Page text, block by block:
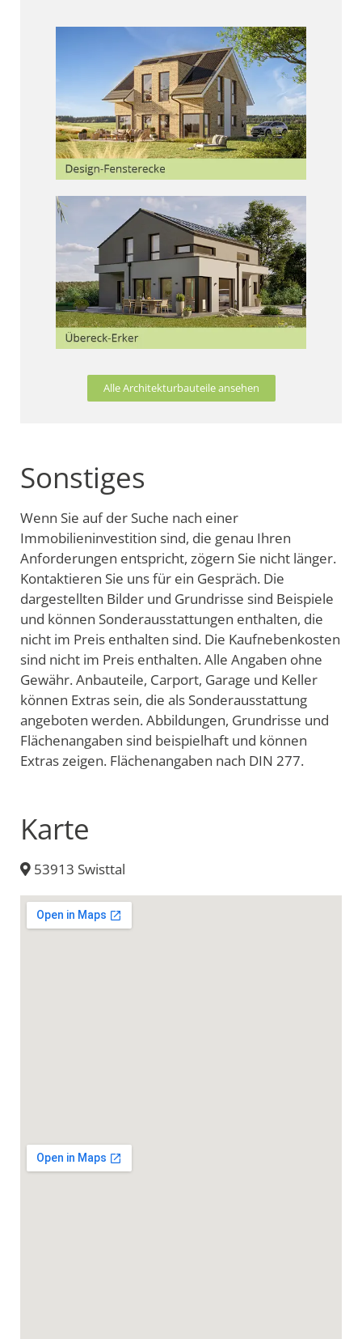
Alle Architekturbauteile ansehen
Sonstiges
Wenn Sie auf der Suche nach einer
Immobilieninvestition sind, die genau Ihren
Anforderungen entspricht, zögern Sie nicht länger.
Kontaktieren Sie uns für ein Gespräch. Die
dargestellten Bilder und Grundrisse sind Beispiele
und können Sonderausstattungen enthalten, die
nicht im Preis enthalten sind. Die Kaufnebenkosten
sind nicht im Preis enthalten. Alle Angaben ohne
Gewähr. Anbauteile, Carport, Garage und Keller
können Extras sein, die als Sonderausstattung
angeboten werden. Abbildungen, Grundrisse und
Flächenangaben sind beispielhaft und können
Extras zeigen. Flächenangaben nach DIN 277.
Karte
53913 Swisttal